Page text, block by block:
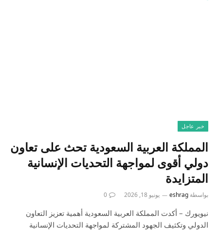
خبر عاجل
المملكة العربية السعودية تحث على تعاون
دولي أقوى لمواجهة التحديات الإنسانية
المتزايدة
بواسطة eshrag يونيو 18, 2026 0
نيويورك – أكدت المملكة العربية السعودية أهمية تعزيز التعاون
الدولي وتكثيف الجهود المشتركة لمواجهة التحديات الإنسانية